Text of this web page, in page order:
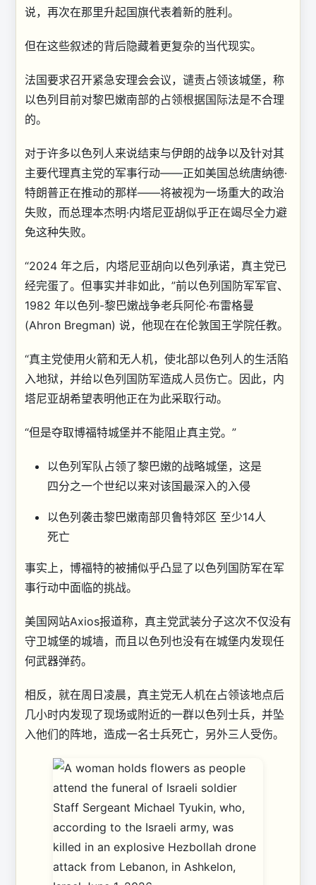
说，再次在那里升起国旗代表着新的胜利。
但在这些叙述的背后隐藏着更复杂的当代现实。
法国要求召开紧急安理会会议，谴责占领该城堡，称
以色列目前对黎巴嫩南部的占领根据国际法是不合理
的。
对于许多以色列人来说结束与伊朗的战争以及针对其
主要代理真主党的军事行动——正如美国总统唐纳德·
特朗普正在推动的那样——将被视为一场重大的政治
失败，而总理本杰明·内塔尼亚胡似乎正在竭尽全力避
免这种失败。
“2024 年之后，内塔尼亚胡向以色列承诺，真主党已
经完蛋了。但事实并非如此，”前以色列国防军军官、
1982 年以色列-黎巴嫩战争老兵阿伦·布雷格曼
(Ahron Bregman) 说，他现在在伦敦国王学院任教。
“真主党使用火箭和无人机，使北部以色列人的生活陷
入地狱，并给以色列国防军造成人员伤亡。因此，内
塔尼亚胡希望表明他正在为此采取行动。
“但是夺取博福特城堡并不能阻止真主党。”
以色列军队占领了黎巴嫩的战略城堡，这是
四分之一个世纪以来对该国最深入的入侵
以色列袭击黎巴嫩南部贝鲁特郊区 至少14人
死亡
事实上，博福特的被捕似乎凸显了以色列国防军在军
事行动中面临的挑战。
美国网站Axios报道称，真主党武装分子这次不仅没有
守卫城堡的城墙，而且以色列也没有在城堡内发现任
何武器弹药。
相反，就在周日凌晨，真主党无人机在占领该地点后
几小时内发现了现场或附近的一群以色列士兵，并坠
入他们的阵地，造成一名士兵死亡，另外三人受伤。